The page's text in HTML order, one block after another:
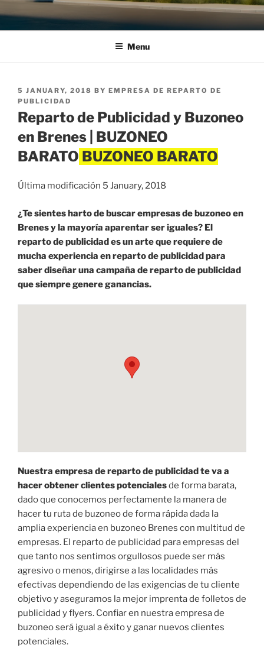
Menu
POSTED
ON
5 JANUARY, 2018 BY EMPRESA DE REPARTO DE
PUBLICIDAD
Reparto de Publicidad y Buzoneo
en Brenes | BUZONEO
BARATO
Última modificación 5 January, 2018
¿Te sientes harto de buscar empresas de buzoneo en
Brenes y la mayoría aparentar ser iguales? El
reparto de publicidad es un arte que requiere de
mucha experiencia en reparto de publicidad para
saber diseñar una campaña de reparto de publicidad
que siempre genere ganancias.
Nuestra empresa de reparto de publicidad te va a
hacer obtener clientes potencialesde forma barata,
dado que conocemos perfectamente la manera de
hacer tu ruta de buzoneo de forma rápida dada la
amplia experiencia en buzoneo Brenes con multitud de
empresas. El reparto de publicidad para empresas del
que tanto nos sentimos orgullosos puede ser más
agresivo o menos, dirigirse a las localidades más
efectivas dependiendo de las exigencias de tu cliente
objetivo y aseguramos la mejor imprenta de folletos de
publicidad y flyers. Confiar en nuestra empresa de
buzoneo será igual a éxito y ganar nuevos clientes
potenciales.